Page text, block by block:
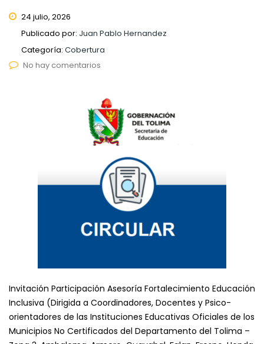
24 julio, 2026
Publicado por: Juan Pablo Hernandez
Categoría: Cobertura
No hay comentarios
Invitación Participación Asesoría Fortalecimiento Educación
Inclusiva (Dirigida a Coordinadores, Docentes y Psico-
orientadores de las Instituciones Educativas Oficiales de los
Municipios No Certificados del Departamento del Tolima –